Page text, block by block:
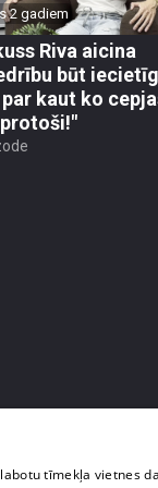
2 gadiem
Riva aicina
būt
kaut ko
tīmekļa vietnes